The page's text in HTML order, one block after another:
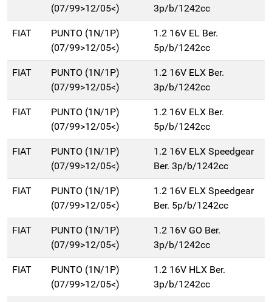
(07/99>12/05<)
3p/b/1242cc
FIAT
PUNTO (1N/1P)
(07/99>12/05<)
1.2 16V EL Ber.
5p/b/1242cc
FIAT
PUNTO (1N/1P)
(07/99>12/05<)
1.2 16V ELX Ber.
3p/b/1242cc
FIAT
PUNTO (1N/1P)
(07/99>12/05<)
1.2 16V ELX Ber.
5p/b/1242cc
FIAT
PUNTO (1N/1P)
(07/99>12/05<)
1.2 16V ELX Speedgear
Ber. 3p/b/1242cc
FIAT
PUNTO (1N/1P)
(07/99>12/05<)
1.2 16V ELX Speedgear
Ber. 5p/b/1242cc
FIAT
PUNTO (1N/1P)
(07/99>12/05<)
1.2 16V GO Ber.
3p/b/1242cc
FIAT
PUNTO (1N/1P)
(07/99>12/05<)
1.2 16V HLX Ber.
3p/b/1242cc